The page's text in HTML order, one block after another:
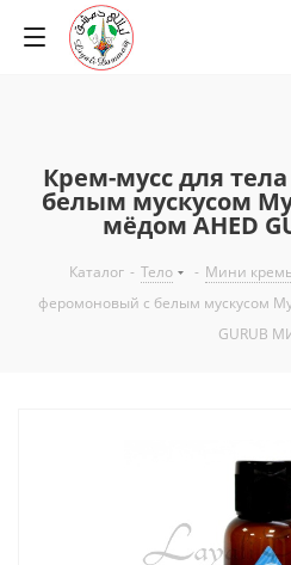
Крем-мусс для
белым мускусом
мёдом AHED
Каталог - Тело - Мини
феромоновый с белым мускусом
GURUB